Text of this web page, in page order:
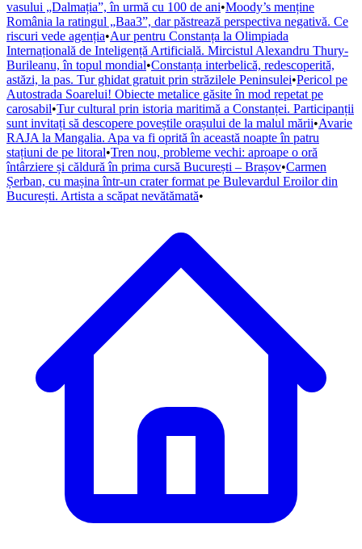
vasului „Dalmația”, în urmă cu 100 de ani•Moody’s menține
România la ratingul „Baa3”, dar păstrează perspectiva negativă. Ce
riscuri vede agenția•Aur pentru Constanța la Olimpiada
Internațională de Inteligență Artificială. Mircistul Alexandru Thury-
Burileanu, în topul mondial•Constanța interbelică, redescoperită,
astăzi, la pas. Tur ghidat gratuit prin străzilele Peninsulei•Pericol pe
Autostrada Soarelui! Obiecte metalice găsite în mod repetat pe
carosabil•Tur cultural prin istoria maritimă a Constanței. Participanții
sunt invitați să descopere poveștile orașului de la malul mării•Avarie
RAJA la Mangalia. Apa va fi oprită în această noapte în patru
stațiuni de pe litoral•Tren nou, probleme vechi: aproape o oră
întârziere și căldură în prima cursă București – Brașov•Carmen
Șerban, cu mașina într-un crater format pe Bulevardul Eroilor din
București. Artista a scăpat nevătămată•